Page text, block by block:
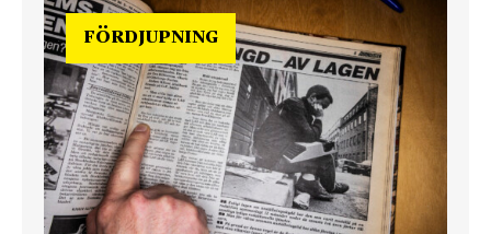
FÖRDJUPNING